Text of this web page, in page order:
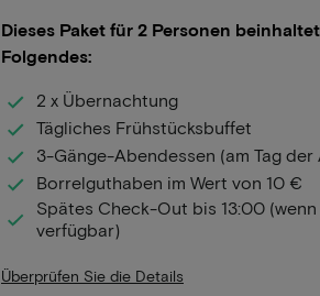
Dieses Paket für 2 Personen beinhaltet
Folgendes:
2 x Übernachtung
Tägliches Frühstücksbuffet
3-Gänge-Abendessen (am Tag der
Borrelguthaben im Wert von 10 €
Spätes Check-Out bis 13:00 (wenn
verfügbar)
Überprüfen Sie die Details